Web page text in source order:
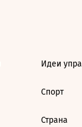
Идеи
Спорт
Страна